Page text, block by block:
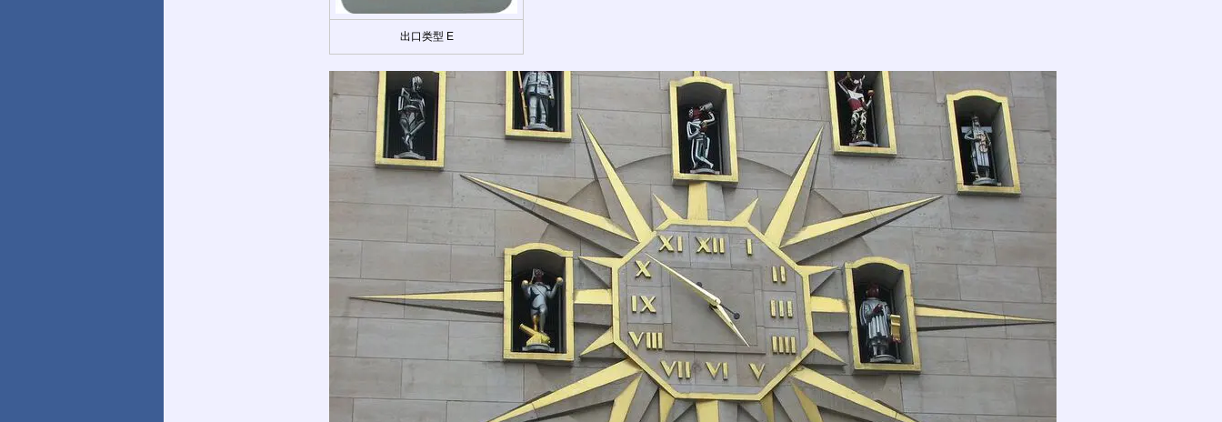
出口类型 E